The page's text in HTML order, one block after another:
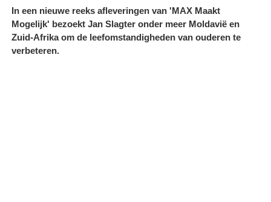
In een nieuwe reeks afleveringen van 'MAX Maakt
Mogelijk' bezoekt Jan Slagter onder meer Moldavië en
Zuid-Afrika om de leefomstandigheden van ouderen te
verbeteren.